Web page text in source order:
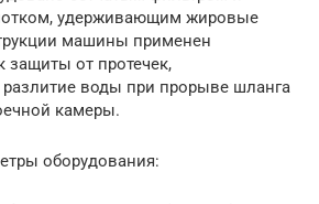
удерживающим жировые
машины применен
защиты от протечек,
воды при прорыве шланга
камеры.
оборудования: